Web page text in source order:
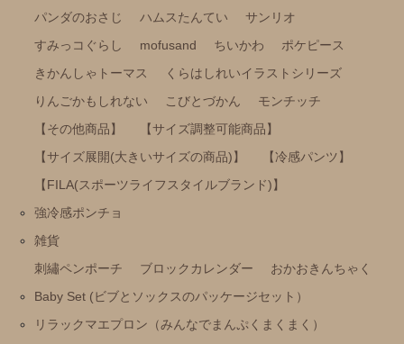
刺繡ペンポーチ
ブロックカレンダー
おかおきんちゃく
リラックマエプロン（みんなでまんぷくまくまく）
mas-mas
パンダのおさじ
ハムスたんてい
サンリオ
すみっコぐらし
mofusand ちいかわ
ポケピース
きかんしゃトーマス
くらはしれいイラストシリーズ
りんごかもしれない
こびとづかん
モンチッチ
【その他商品】
【サイズ調整可能商品】
【サイズ展開(大きいサイズの商品)】
【冷感パンツ】
【FILA(スポーツライフスタイルブランド)】
強冷感ポンチョ
雑貨
刺繡ペンポーチ
ブロックカレンダー
おかおきんちゃく
Baby Set (ビブとソックスのパッケージセット）
リラックマエプロン（みんなでまんぷくまくまく）